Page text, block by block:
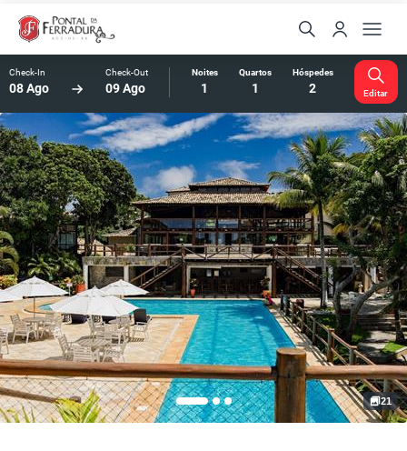
Check-In
08 Ago
Check-Out
09 Ago
Noites
1
Quartos
1
Hóspedes
2 Editar
21